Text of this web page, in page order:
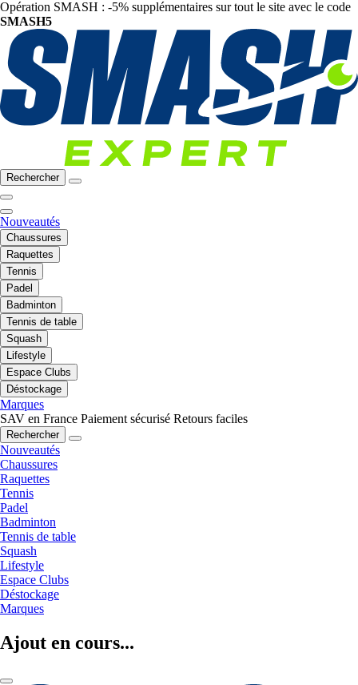
Opération SMASH : -5% supplémentaires sur tout le site avec le code
SMASH5
Rechercher
Nouveautés
Chaussures
Raquettes
Tennis
Padel
Badminton
Tennis de table
Squash
Lifestyle
Espace Clubs
Déstockage
Marques
SAV en France Paiement sécurisé Retours faciles
Rechercher
Nouveautés
Chaussures
Raquettes
Tennis
Padel
Badminton
Tennis de table
Squash
Lifestyle
Espace Clubs
Déstockage
Marques
Ajout en cours...